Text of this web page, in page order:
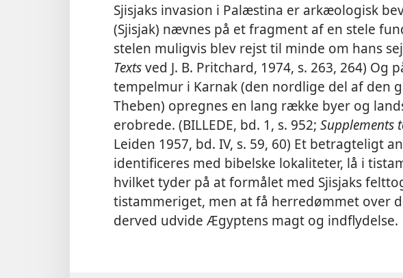
Sjisjaks invasion i Palæstina er arkæologisk
(Sjisjak) nævnes på et fragment af en stele
stelen muligvis blev rejst til minde om hans
Textsved J. B. Pritchard, 1974, s. 263, 264) Og
tempelmur i Karnak (den nordlige del af den
Theben) opregnes en lang række byer og
erobrede. (BILLEDE, bd. 1, s. 952; Supplements
Leiden 1957, bd. IV, s. 59, 60) Et betragteligt
identificeres med bibelske lokaliteter, lå i
hvilket tyder på at formålet med Sjisjaks
tistammeriget, men at få herredømmet over
derved udvide Ægyptens magt og indflydelse.